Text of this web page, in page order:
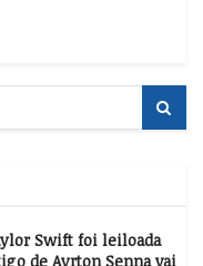
Swift foi leiloada
de Ayrton Senna vai